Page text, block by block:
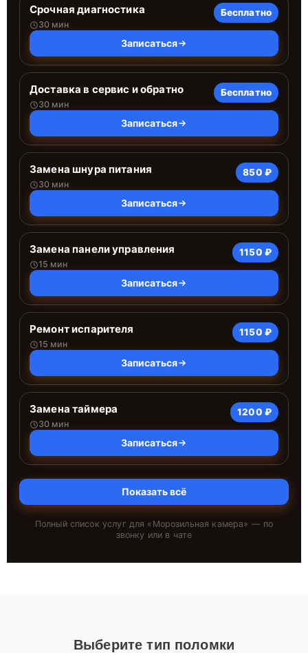
Срочная диагностика
30 мин
Бесплатно
Записаться
Доставка в сервис и обратно
30 мин
Бесплатно
Записаться
Замена шнура питания
30 мин
850 ₽
Записаться
Замена панели управления
15 мин
1150 ₽
Записаться
Ремонт испарителя
15 мин
1150 ₽
Записаться
Замена таймера
30 мин
1200 ₽
Записаться
Показать всё
Полный список услуг для « Морозильная камера» — по
звонку или в чате
Выберите тип поломки